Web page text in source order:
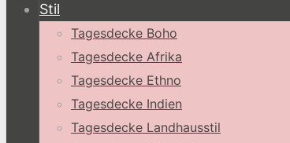
Stil
Tagesdecke Boho
Tagesdecke Afrika
Tagesdecke Ethno
Tagesdecke Indien
Tagesdecke Landhausstil